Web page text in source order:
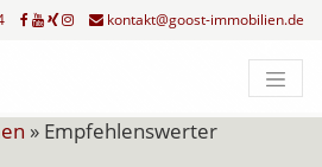
kontakt@goost-immobilien.de
» Empfehlenswerter